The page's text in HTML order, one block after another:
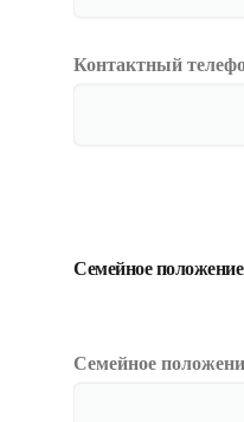
Контактный
Семейное положение
Семейное